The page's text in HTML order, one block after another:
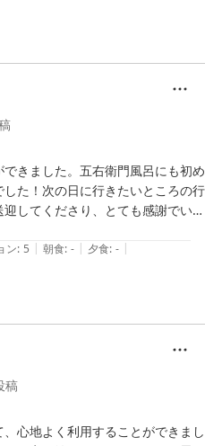
いお話に時間があっという間に過
り過ごすのも良さそうです。
きました。五右衛門風呂にも初め
た！次の日に行きたいところの行
してくださり、とても感謝でいっ
います！
ン: 5 | 朝食: - | 夕食: - |
稿
心地よく利用することができまし